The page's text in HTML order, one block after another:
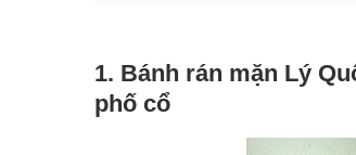
1. Bánh rán mặn Lý
phố cổ